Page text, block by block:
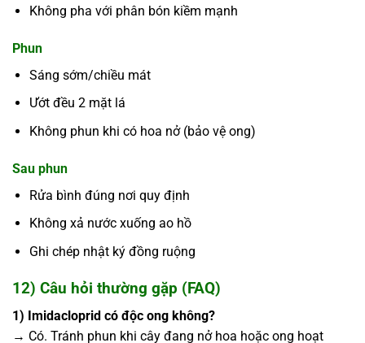
Không pha với phân bón kiềm mạnh
Phun
Sáng sớm/chiều mát
Ướt đều 2 mặt lá
Không phun khi có hoa nở (bảo vệ ong)
Sau phun
Rửa bình đúng nơi quy định
Không xả nước xuống ao hồ
Ghi chép nhật ký đồng ruộng
12) Câu hỏi thường gặp (FAQ)
1) Imidacloprid có độc ong không?
→ Có. Tránh phun khi cây đang nở hoa hoặc ong hoạt